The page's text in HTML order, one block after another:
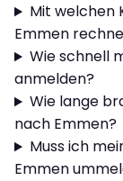
Mit welchen
Emmen
Wie schnell
anmelden?
Wie lange
nach Emmen?
Muss ich
Emmen